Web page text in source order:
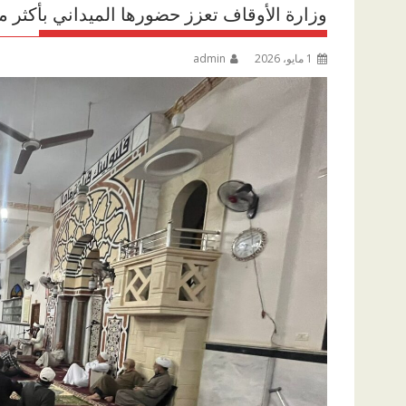
وزارة الأوقاف تعزز حضورها الميداني بأكثر من 10 آلاف داعية في (3925)
1 مايو، 2026 admin